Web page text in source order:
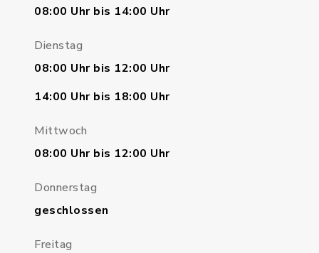
08:00 Uhr bis 14:00 Uhr
Dienstag
08:00 Uhr bis 12:00 Uhr
14:00 Uhr bis 18:00 Uhr
Mittwoch
08:00 Uhr bis 12:00 Uhr
Donnerstag
geschlossen
Freitag